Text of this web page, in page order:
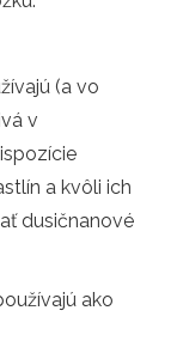
(a vo
v
a kvôli ich
dusičnanové
ako